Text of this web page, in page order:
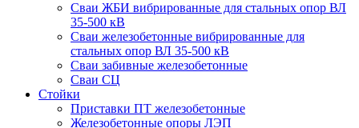
Сваи ЖБИ вибрированные для стальных опор ВЛ
35-500 кВ
Сваи железобетонные вибрированные для
стальных опор ВЛ 35-500 кВ
Сваи забивные железобетонные
Сваи СЦ
Стойки
Приставки ПТ железобетонные
Железобетонные опоры ЛЭП